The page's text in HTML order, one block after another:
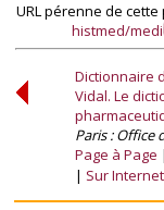
URL pérenne de
histmed/
Dictionnaire
Vidal. Le
Paris : Office
Page à Page
Sur